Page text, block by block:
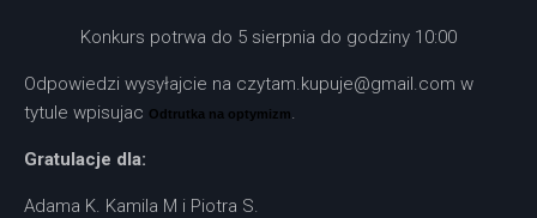
Konkurs potrwa do 5 sierpnia do godziny 10:00
Odpowiedzi wysyłajcie na czytam.kupuje@gmail.com w
tytule wpisujac Odtrutka na optymizm.
Gratulacje dla:
Adama K. Kamila M i Piotra S.